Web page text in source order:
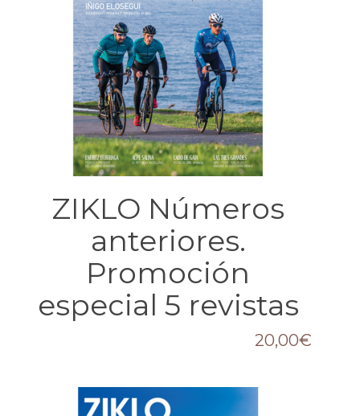
ZIKLO Números
anteriores.
Promoción
especial 5 revistas
20,00€